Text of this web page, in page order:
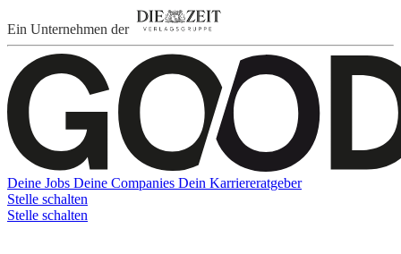
Ein Unternehmen der
Deine Jobs Deine Companies Dein Karriereratgeber
Stelle schalten
Stelle schalten